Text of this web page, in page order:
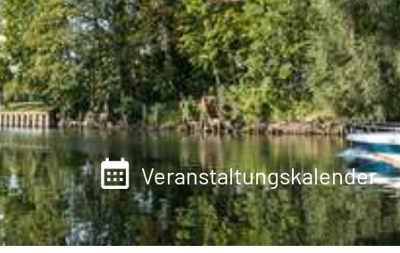
Veranstaltungskalender